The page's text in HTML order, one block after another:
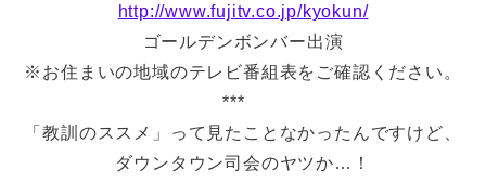
http://www.fujitv.co.jp/kyokun/
ゴールデンボンバー出演
※お住まいの地域のテレビ番組表をご確認ください。
***
「教訓のススメ」って見たことなかったんですけど、
ダウンタウン司会のヤツか…！